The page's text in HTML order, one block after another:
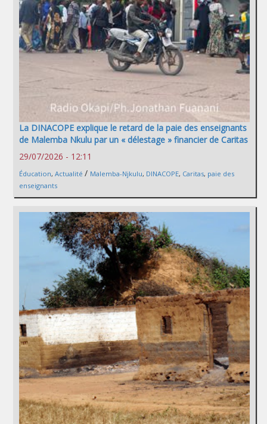
La DINACOPE explique le retard de la paie des enseignants
de Malemba Nkulu par un « délestage » financier de Caritas
29/07/2026 - 12:11
Éducation, Actualité / Malemba-Njkulu, DINACOPE, Caritas, paie des
enseignants